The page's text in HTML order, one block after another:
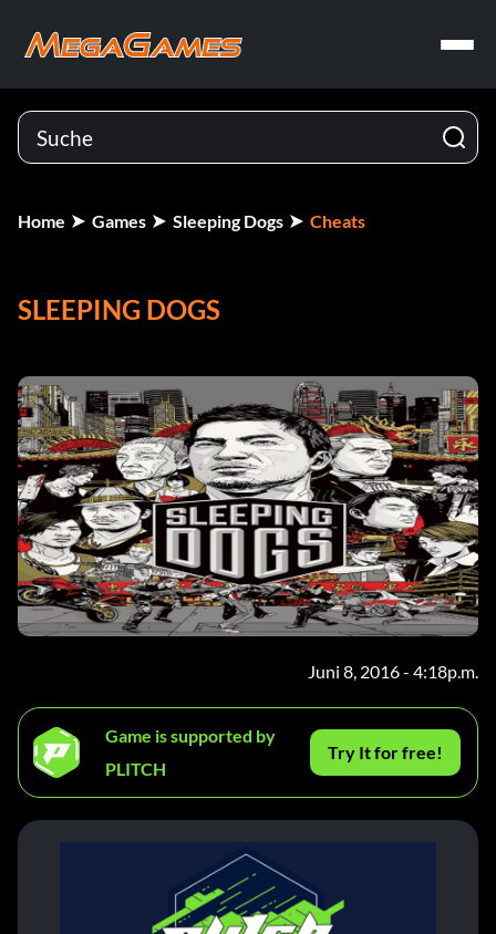
Home Games Sleeping Dogs Cheats
SLEEPING DOGS
Juni 8, 2016 - 4:18p.m.
Game is supported by
PLITCH
Try It for free!